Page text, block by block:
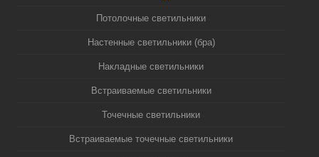
Потолочные светильники
Настенные светильники (бра)
Накладные светильники
Встраиваемые светильники
Точечные светильники
Встраиваемые точечные светильники